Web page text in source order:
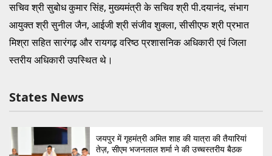
सचिव श्री सुबोध कुमार सिंह, मुख्यमंत्री के सचिव श्री पी.दयानंद, संभाग
आयुक्त श्री सुनील जैन, आईजी श्री संजीव शुक्ला, सीसीएफ श्री प्रभात
मिश्रा सहित सारंगढ़ और रायगढ़ वरिष्ठ प्रशासनिक अधिकारी एवं जिला
स्तरीय अधिकारी उपस्थित थे।
States News
जयपुर में गृहमंत्री अमित शाह की यात्रा की तैयारियां
तेज़, सीएम भजनलाल शर्मा ने की उच्चस्तरीय बैठक